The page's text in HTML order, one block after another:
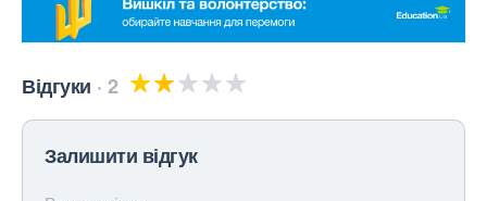
Відгуки 2
Залишити відгук